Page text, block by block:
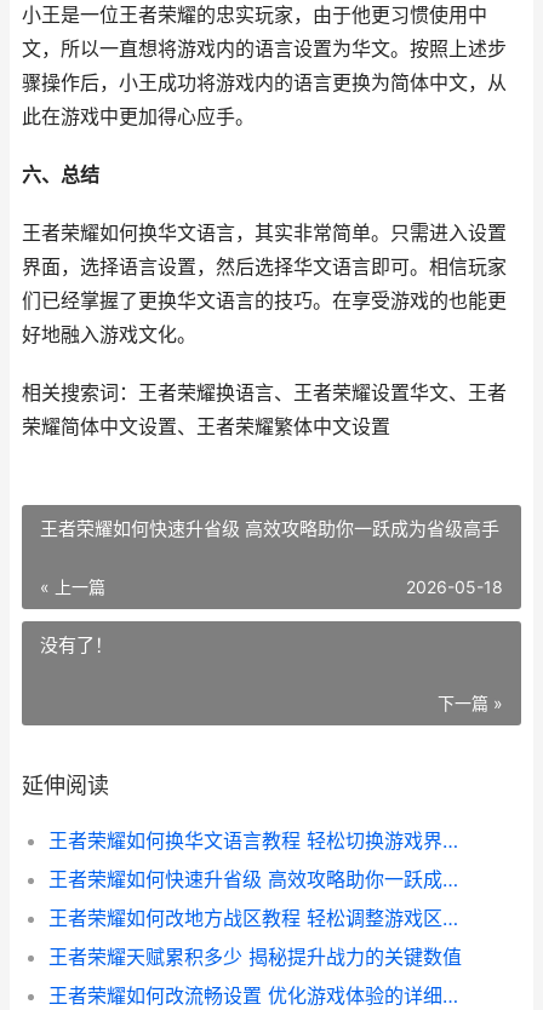
小王是一位王者荣耀的忠实玩家，由于他更习惯使用中
文，所以一直想将游戏内的语言设置为华文。按照上述步
骤操作后，小王成功将游戏内的语言更换为简体中文，从
此在游戏中更加得心应手。
六、总结
王者荣耀如何换华文语言，其实非常简单。只需进入设置
界面，选择语言设置，然后选择华文语言即可。相信玩家
们已经掌握了更换华文语言的技巧。在享受游戏的也能更
好地融入游戏文化。
相关搜索词：王者荣耀换语言、王者荣耀设置华文、王者
荣耀简体中文设置、王者荣耀繁体中文设置
王者荣耀如何快速升省级 高效攻略助你一跃成为省级高手
« 上一篇 2026-05-18
没有了！
下一篇 »
延伸阅读
王者荣耀如何换华文语言教程 轻松切换游戏界面字体 体验更地道中文
王者荣耀如何快速升省级 高效攻略助你一跃成为省级高手
王者荣耀如何改地方战区教程 轻松调整游戏区域 体验更佳对战体验
王者荣耀天赋累积多少 揭秘提升战力的关键数值
王者荣耀如何改流畅设置 优化游戏体验的详细指南